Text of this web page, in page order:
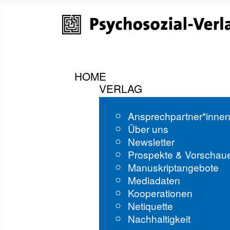
HOME
VERLAG
Über uns
Newsletter
Prospekte &
Manuskriptangebote
Mediadaten
Kooperationen
Netiquette
Nachhaltigkeit